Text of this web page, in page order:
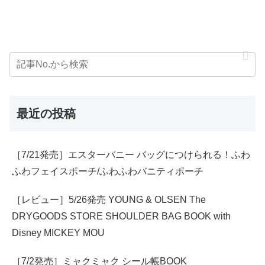
最近の投稿
［7/21発売］エスターバニー バッグにつけられる！ふわ
ふわフェイスポーチ/ふわふわバニティポーチ
［レビュー］5/26発売 YOUNG & OLSEN The
DRYGOODS STORE SHOULDER BAG BOOK with
Disney MICKEY MOU
［7/2発売］ミャクミャク シール帳BOOK